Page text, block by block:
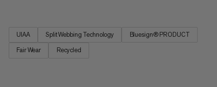
UIAA Split Webbing Technology
Bluesign® PRODUCT
Fair Wear
Recycled